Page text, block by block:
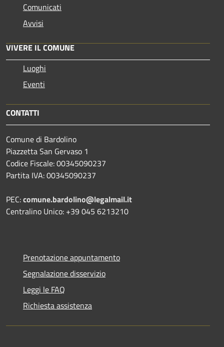
Comunicati
Avvisi
VIVERE IL COMUNE
Luoghi
Eventi
CONTATTI
Comune di Bardolino
Piazzetta San Gervaso 1
Codice Fiscale: 00345090237
Partita IVA: 00345090237
PEC:comune.bardolino@legalmail.it
Centralino Unico: +39 045 6213210
Prenotazione appuntamento
Segnalazione disservizio
Leggi le FAQ
Richiesta assistenza